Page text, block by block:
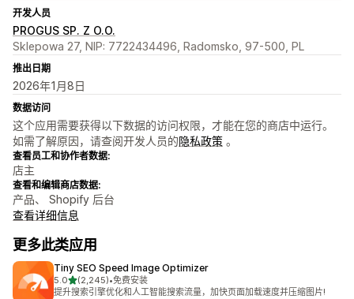
开发人员
PROGUS SP. Z O.O.
Sklepowa 27, NIP: 7722434496, Radomsko, 97-500, PL
推出日期
2026年1月8日
数据访问
这个应用需要获得以下数据的访问权限，才能在您的商店中运行。
如需了解原因，请查阅开发人员的隐私政策 。
查看员工和协作者数据:
店主
查看和编辑商店数据:
产品、 Shopify 后台
查看详细信息
更多此类应用
Tiny SEO Speed Image Optimizer
5.0星（满分 5 星）
(2,245)
总共 2245 条评论
•免费安装
提升搜索引擎优化和人工智能搜索流量，加快页面加载速度并压缩图片!